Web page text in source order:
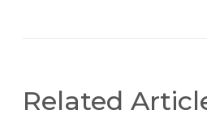
Related